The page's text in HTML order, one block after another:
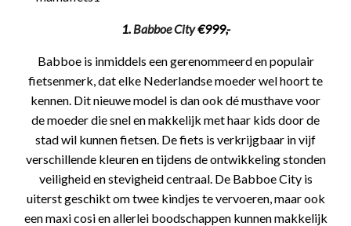
1. Babboe City€999,-
Babboe is inmiddels een gerenommeerd en populair
fietsenmerk, dat elke Nederlandse moeder wel hoort te
kennen. Dit nieuwe model is dan ook dé musthave voor
de moeder die snel en makkelijk met haar kids door de
stad wil kunnen fietsen. De fiets is verkrijgbaar in vijf
verschillende kleuren en tijdens de ontwikkeling stonden
veiligheid en stevigheid centraal. De Babboe City is
uiterst geschikt om twee kindjes te vervoeren, maar ook
een maxi cosi en allerlei boodschappen kunnen makkelijk